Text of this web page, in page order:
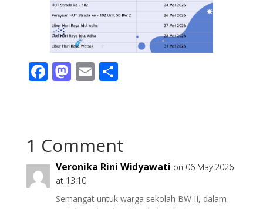
F
o
o
k
M
o
n
E S
1 Comment
Veronika Rini Widyawati on 06 May 2026
at 13:10
Semangat untuk warga sekolah BW II, dalam